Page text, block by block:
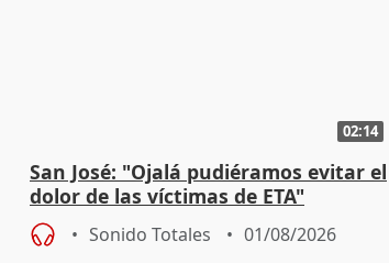
02:14
San José: "Ojalá pudiéramos evitar el
dolor de las víctimas de ETA"
Sonido Totales 01/08/2026